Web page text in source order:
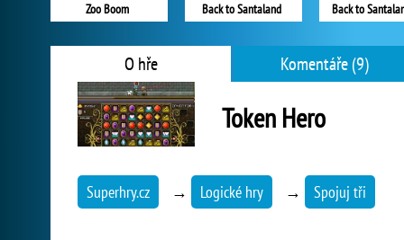
Zoo Boom Back to Santaland Back to
O hře Komentáře (9)
Token Hero
Superhry.cz → Logické hry → Spojuj tři